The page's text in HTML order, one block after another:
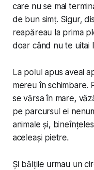
care nu se mai
de bun simț. Sigur,
reapăreau la prima
doar când nu te uitai
La polul apus aveai
mereu în schimbare.
se vărsa în mare,
pe parcursul ei
animale și,
aceleași pietre.
Și bălțile urmau un